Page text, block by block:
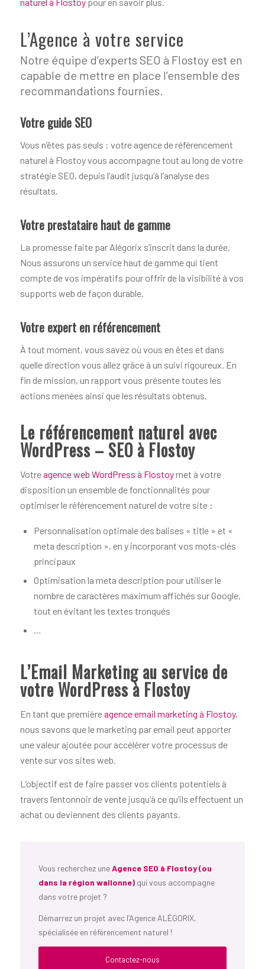
naturel à Flostoypour en savoir plus.
L’Agence à votre service
Notre équipe d’experts SEO à Flostoy est en
capable de mettre en place l’ensemble des
recommandations fournies.
Votre guide SEO
Vous n’êtes pas seuls : votre agence de référencement
naturel à Flostoy vous accompagne tout au long de votre
stratégie SEO, depuis l’audit jusqu’à l’analyse des
résultats.
Votre prestataire haut de gamme
La promesse faite par Alégorix s’inscrit dans la durée.
Nous assurons un service haut de gamme qui tient
compte de vos impératifs pour offrir de la visibilité à vos
supports web de façon durable.
Votre expert en référencement
À tout moment, vous savez où vous en êtes et dans
quelle direction vous allez grâce à un suivi rigoureux. En
fin de mission, un rapport vous présente toutes les
actions menées ainsi que les résultats obtenus.
Le référencement naturel avec
WordPress – SEO à Flostoy
Votreagence web WordPress à Flostoymet à votre
disposition un ensemble de fonctionnalités pour
optimiser le référencement naturel de votre site :
Personnalisation optimale des balises « title » et «
meta description », en y incorporant vos mots-clés
principaux
Optimisation la meta description pour utiliser le
nombre de caractères maximum affichés sur Google,
tout en évitant les textes tronqués
L’Email Marketing au service de
votre WordPress à Flostoy
En tant que premièreagence email marketing à Flostoy,
nous savons que le marketing par email peut apporter
une valeur ajoutée pour accélérer votre processus de
vente sur vos sites web.
L’objectif est de faire passer vos clients potentiels à
travers l’entonnoir de vente jusqu’à ce qu’ils effectuent un
achat ou deviennent des clients payants.
Vous recherchez uneAgence SEO à Flostoy (ou
dans la région wallonne)qui vous accompagne
dans votre projet ?
Démarrez un projet avec l’Agence ALÉGORIX,
spécialisée en référencement naturel !
Contactez-nous